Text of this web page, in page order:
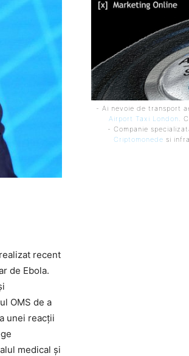
recent
de Ebola.
OMS de a
unei reacții
medical și
- Ai nevoie de transport
Airport Taxi London .
- Companie
Criptomonede si